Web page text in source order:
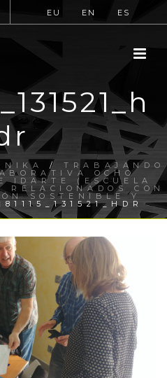
EU EN ES
/TRABAJANDO
OCHO
IDARTE (ESCUELA
CON
SOSTENIBLE Y